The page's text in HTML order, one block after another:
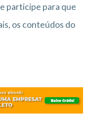
participe para que
os conteúdos do